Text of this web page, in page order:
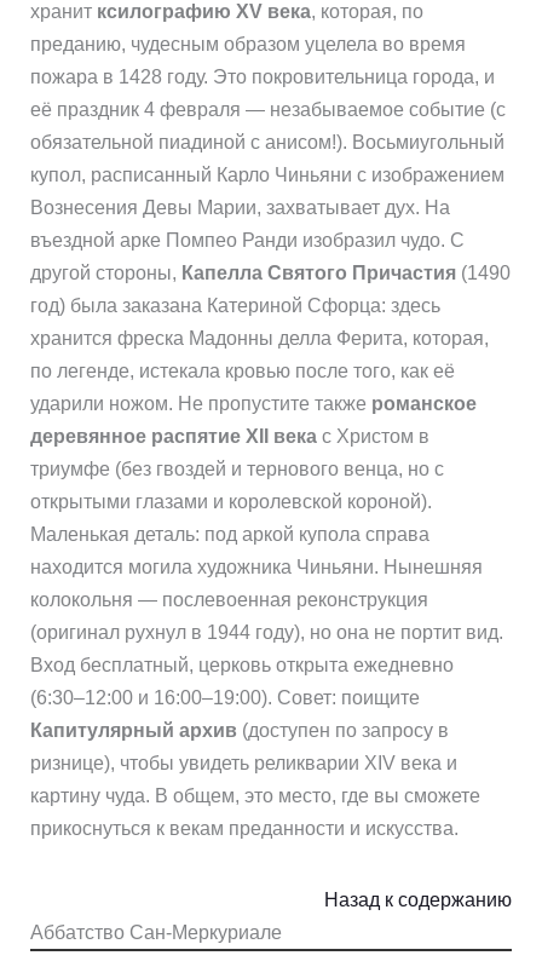
хранит ксилографию XV века, которая, по
преданию, чудесным образом уцелела во время
пожара в 1428 году. Это покровительница города, и
её праздник 4 февраля — незабываемое событие (с
обязательной пиадиной с анисом!). Восьмиугольный
купол, расписанный Карло Чиньяни с изображением
Вознесения Девы Марии, захватывает дух. На
въездной арке Помпео Ранди изобразил чудо. С
другой стороны, Капелла Святого Причастия(1490
год) была заказана Катериной Сфорца: здесь
хранится фреска Мадонны делла Ферита, которая,
по легенде, истекала кровью после того, как её
ударили ножом. Не пропустите также романское
деревянное распятие XII векас Христом в
триумфе (без гвоздей и тернового венца, но с
открытыми глазами и королевской короной).
Маленькая деталь: под аркой купола справа
находится могила художника Чиньяни. Нынешняя
колокольня — послевоенная реконструкция
(оригинал рухнул в 1944 году), но она не портит вид.
Вход бесплатный, церковь открыта ежедневно
(6:30–12:00 и 16:00–19:00). Совет: поищите
Капитулярный архив (доступен по запросу в
ризнице), чтобы увидеть реликварии XIV века и
картину чуда. В общем, это место, где вы сможете
прикоснуться к векам преданности и искусства.
Аббатство Сан-Меркуриале
Назад к содержанию